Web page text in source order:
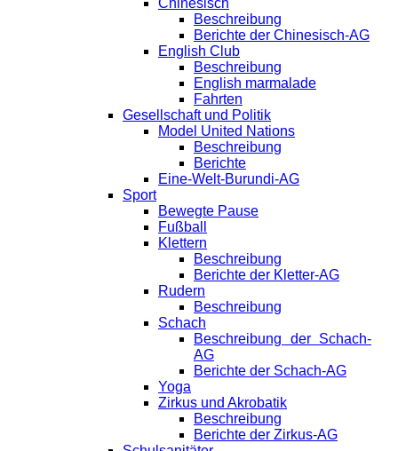
Chinesisch
Beschreibung
Berichte der Chinesisch-AG
English Club
Beschreibung
English marmalade
Fahrten
Gesellschaft und Politik
Model United Nations
Beschreibung
Berichte
Eine-Welt-Burundi-AG
Sport
Bewegte Pause
Fußball
Klettern
Beschreibung
Berichte der Kletter-AG
Rudern
Beschreibung
Schach
Beschreibung der Schach-
AG
Berichte der Schach-AG
Yoga
Zirkus und Akrobatik
Beschreibung
Berichte der Zirkus-AG